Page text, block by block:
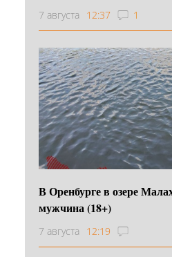
7 августа 12:37 1
В Оренбурге в озере
мужчина (18+)
7 августа 12:19